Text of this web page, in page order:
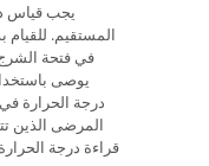
يجب قياس
المستقيم. للقيام
في فتحة
يوصى
قراءة درجة